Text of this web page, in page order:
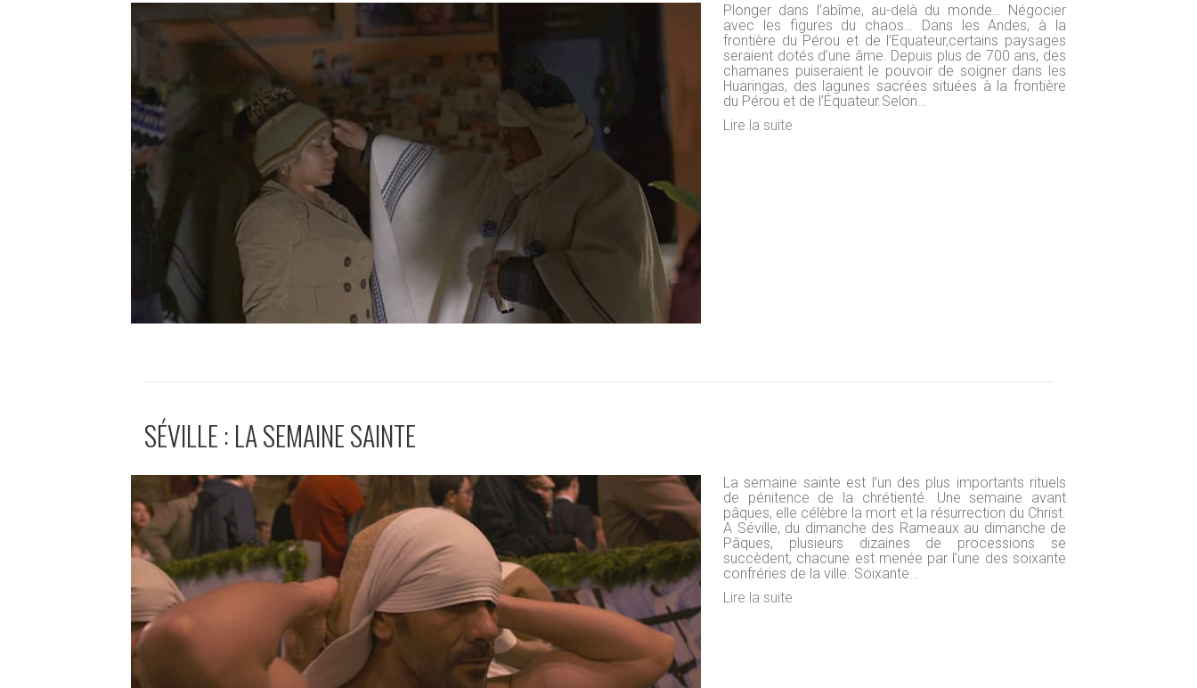
Plonger dans l’abîme, au-delà du monde… Négocier
avec les figures du chaos… Dans les Andes, à la
frontière du Pérou et de l’Equateur,certains paysages
seraient dotés d’une âme. Depuis plus de 700 ans, des
chamanes puiseraient le pouvoir de soigner dans les
Huaringas, des lagunes sacrées situées à la frontière
du Pérou et de l’Équateur.Selon…
Lire la suite
SÉVILLE : LA SEMAINE SAINTE
La semaine sainte est l’un des plus importants rituels
de pénitence de la chrétienté. Une semaine avant
pâques, elle célèbre la mort et la résurrection du Christ.
A Séville, du dimanche des Rameaux au dimanche de
Pâques, plusieurs dizaines de processions se
succèdent, chacune est menée par l’une des soixante
confréries de la ville. Soixante…
Lire la suite